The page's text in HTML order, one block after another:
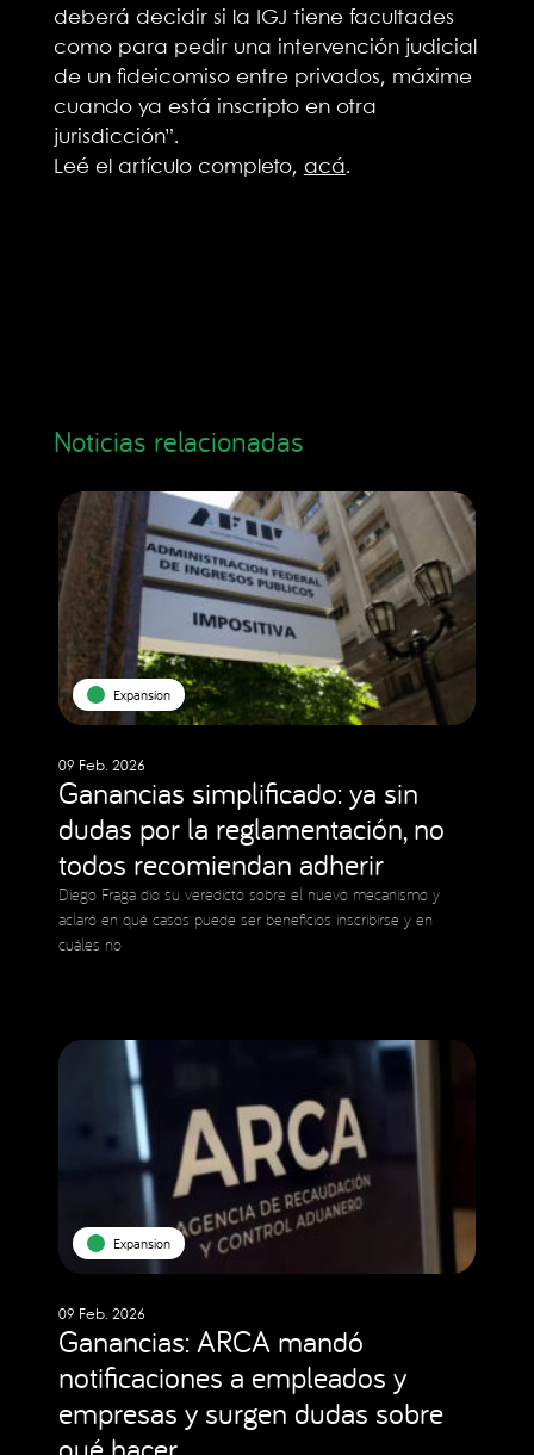
deberá decidir si la IGJ tiene facultades
como para pedir una intervención judicial
de un fideicomiso entre privados, máxime
cuando ya está inscripto en otra
jurisdicción”.
Leé el artículo completo, acá.
Noticias relacionadas
Expansion
09 Feb. 2026
Ganancias simplificado: ya sin
dudas por la reglamentación, no
todos recomiendan adherir
Diego Fraga dio su veredicto sobre el nuevo mecanismo y
aclaró en qué casos puede ser beneficios inscribirse y en
cuáles no
Expansion
09 Feb. 2026
Ganancias: ARCA mandó
notificaciones a empleados y
empresas y surgen dudas sobre